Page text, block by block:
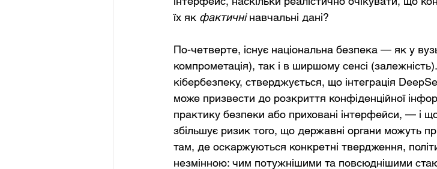
їх як фактичні навчальні дані?
По-четверте, існує національна безпека — як у
компрометація), так і в ширшому сенсі
кібербезпеку, стверджується, що інтеграція
може призвести до розкриття конфіденційної
практику безпеки або приховані інтерфейси, — і
збільшує ризик того, що державні органи можуть
там, де оскаржуються конкретні твердження,
незмінною: чим потужнішими та повсюднішими